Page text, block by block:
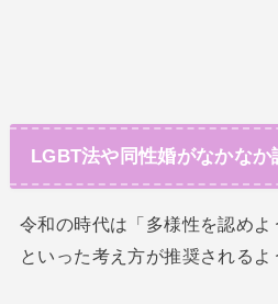
LGBT法や同性婚がなかなか
令和の時代は「多様性を認めよ
といった考え方が推奨されるよ